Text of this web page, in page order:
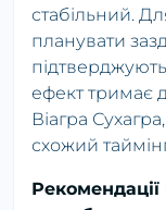
стабільний.
планувати
ефект тримає
Віагра
схожий